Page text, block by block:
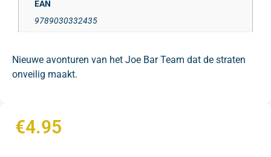
EAN
9789030332435
Nieuwe avonturen van het Joe Bar Team dat de straten
onveilig maakt.
€4.95